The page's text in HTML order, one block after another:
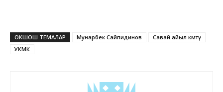
ОКШОШ ТЕМАЛАР Мунарбек Сайпидинов
Савай айыл өкмөтү
УКМК